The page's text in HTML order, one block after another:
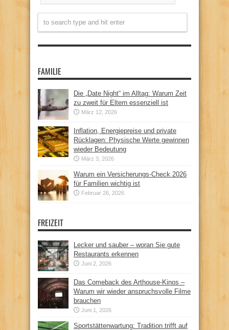
FAMILIE
Die „Date Night“ im Alltag: Warum Zeit
zu zweit für Eltern essenziell ist
März 12, 2026
Inflation, Energiepreise und private
Rücklagen: Physische Werte gewinnen
wieder Bedeutung
März 3, 2026
Warum ein Versicherungs-Check 2026
für Familien wichtig ist
Februar 26, 2026
FREIZEIT
Lecker und sauber – woran Sie gute
Restaurants erkennen
Juni 2, 2026
Das Comeback des Arthouse-Kinos –
Warum wir wieder anspruchsvolle Filme
brauchen
Juni 1, 2026
Sportstättenwartung: Tradition trifft auf